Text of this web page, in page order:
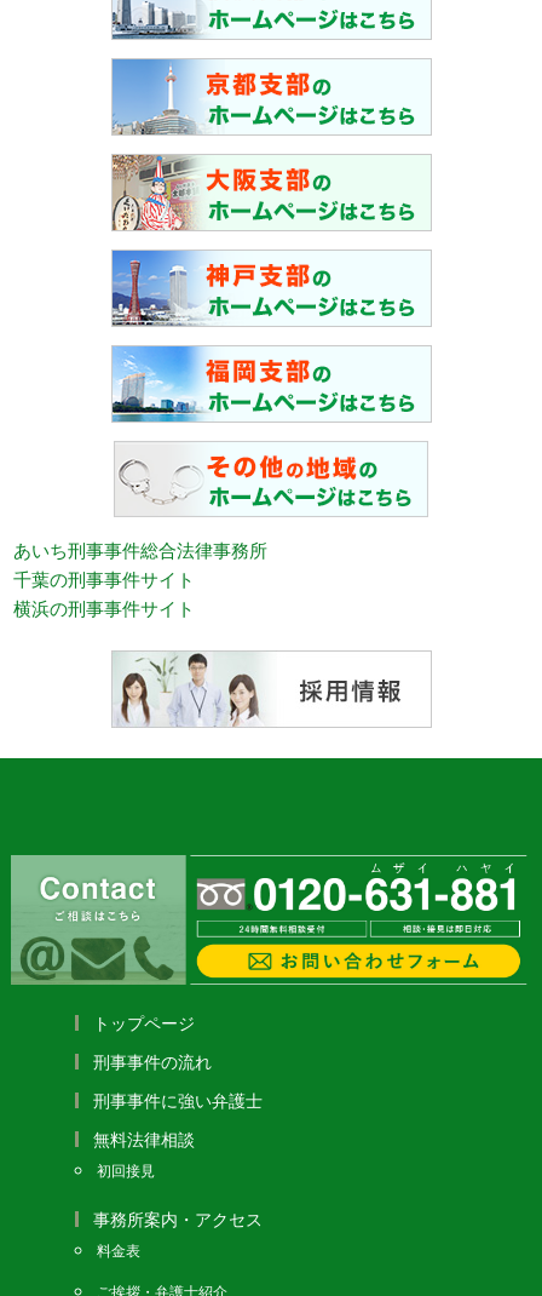
あいち刑事事件総合法律事務所
千葉の刑事事件サイト
横浜の刑事事件サイト
トップページ
刑事事件の流れ
刑事事件に強い弁護士
無料法律相談
初回接見
事務所案内・アクセス
料金表
ご挨拶・弁護士紹介